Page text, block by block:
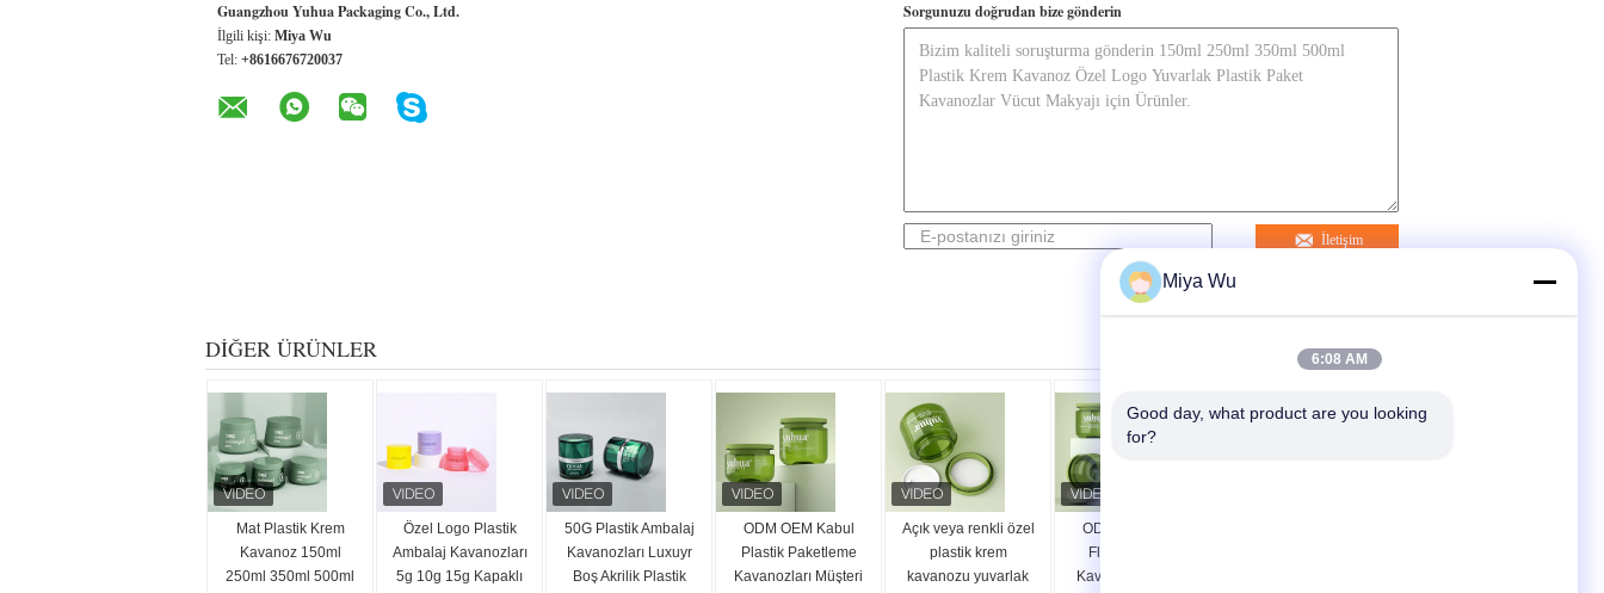
Guangzhou Yuhua Packaging Co., Ltd.
İlgili kişi: Miya Wu
Tel: +8616676720037
Sorgunuzu doğrudan bize gönderin
İletişim
DIĞER ÜRÜNLER
Mat Plastik Krem
Kavanoz 150ml
250ml 350ml 500ml
Özel Logo Plastik
Ambalaj Kavanozları
5g 10g 15g Kapaklı
50G Plastik Ambalaj
Kavanozları Luxuyr
Boş Akrilik Plastik
ODM OEM Kabul
Plastik Paketleme
Kavanozları Müşteri
Açık veya renkli özel
plastik krem
kavanozu yuvarlak
ODM OEM Kabul
Flip Top Plastik
Kavanoz Dayanıklı
Miya Wu
6:08 AM
Good day, what product are you looking
for?